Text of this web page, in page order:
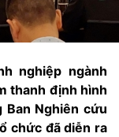
nghiệp ngành
thanh định hình
Ban Nghiên cứu
chức đã diễn ra